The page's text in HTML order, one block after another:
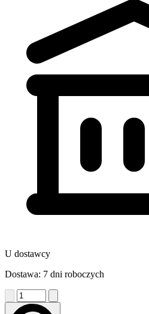
U dostawcy
Dostawa: 7 dni roboczych